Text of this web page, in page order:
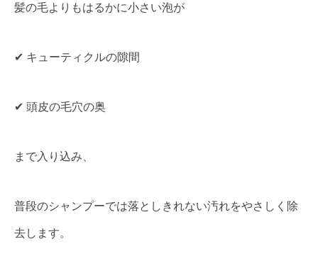
髪の毛よりもはるかに小さい泡が
✔ キューティクルの隙間
✔ 頭皮の毛穴の奥
まで入り込み、
普段のシャンプーでは落としきれない汚れをやさしく除
去します。